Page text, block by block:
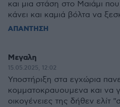
και μια στάση στο Μαιάμι
κάνει και καμιά βόλτα να
ΑΠΑΝΤΗΣΗ
Μεγαλη
15.05.2025, 12:02
Υποστήριξη στα εγχώρια
κομματοκραυουμενα και να
οικογένειες της δήθεν